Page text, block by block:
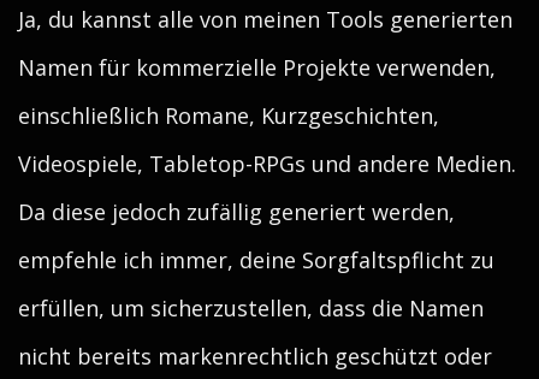
Ja, du kannst alle von meinen Tools generierten
Namen für kommerzielle Projekte verwenden,
einschließlich Romane, Kurzgeschichten,
Videospiele, Tabletop-RPGs und andere Medien.
Da diese jedoch zufällig generiert werden,
empfehle ich immer, deine Sorgfaltspflicht zu
erfüllen, um sicherzustellen, dass die Namen
nicht bereits markenrechtlich geschützt oder